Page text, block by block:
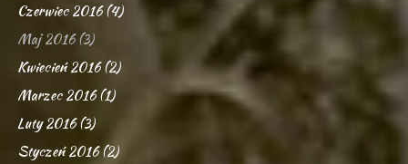
Czerwiec 2016 (4)
Maj 2016 (3)
Kwiecień 2016 (2)
Marzec 2016 (1)
Luty 2016 (3)
Styczeń 2016 (2)